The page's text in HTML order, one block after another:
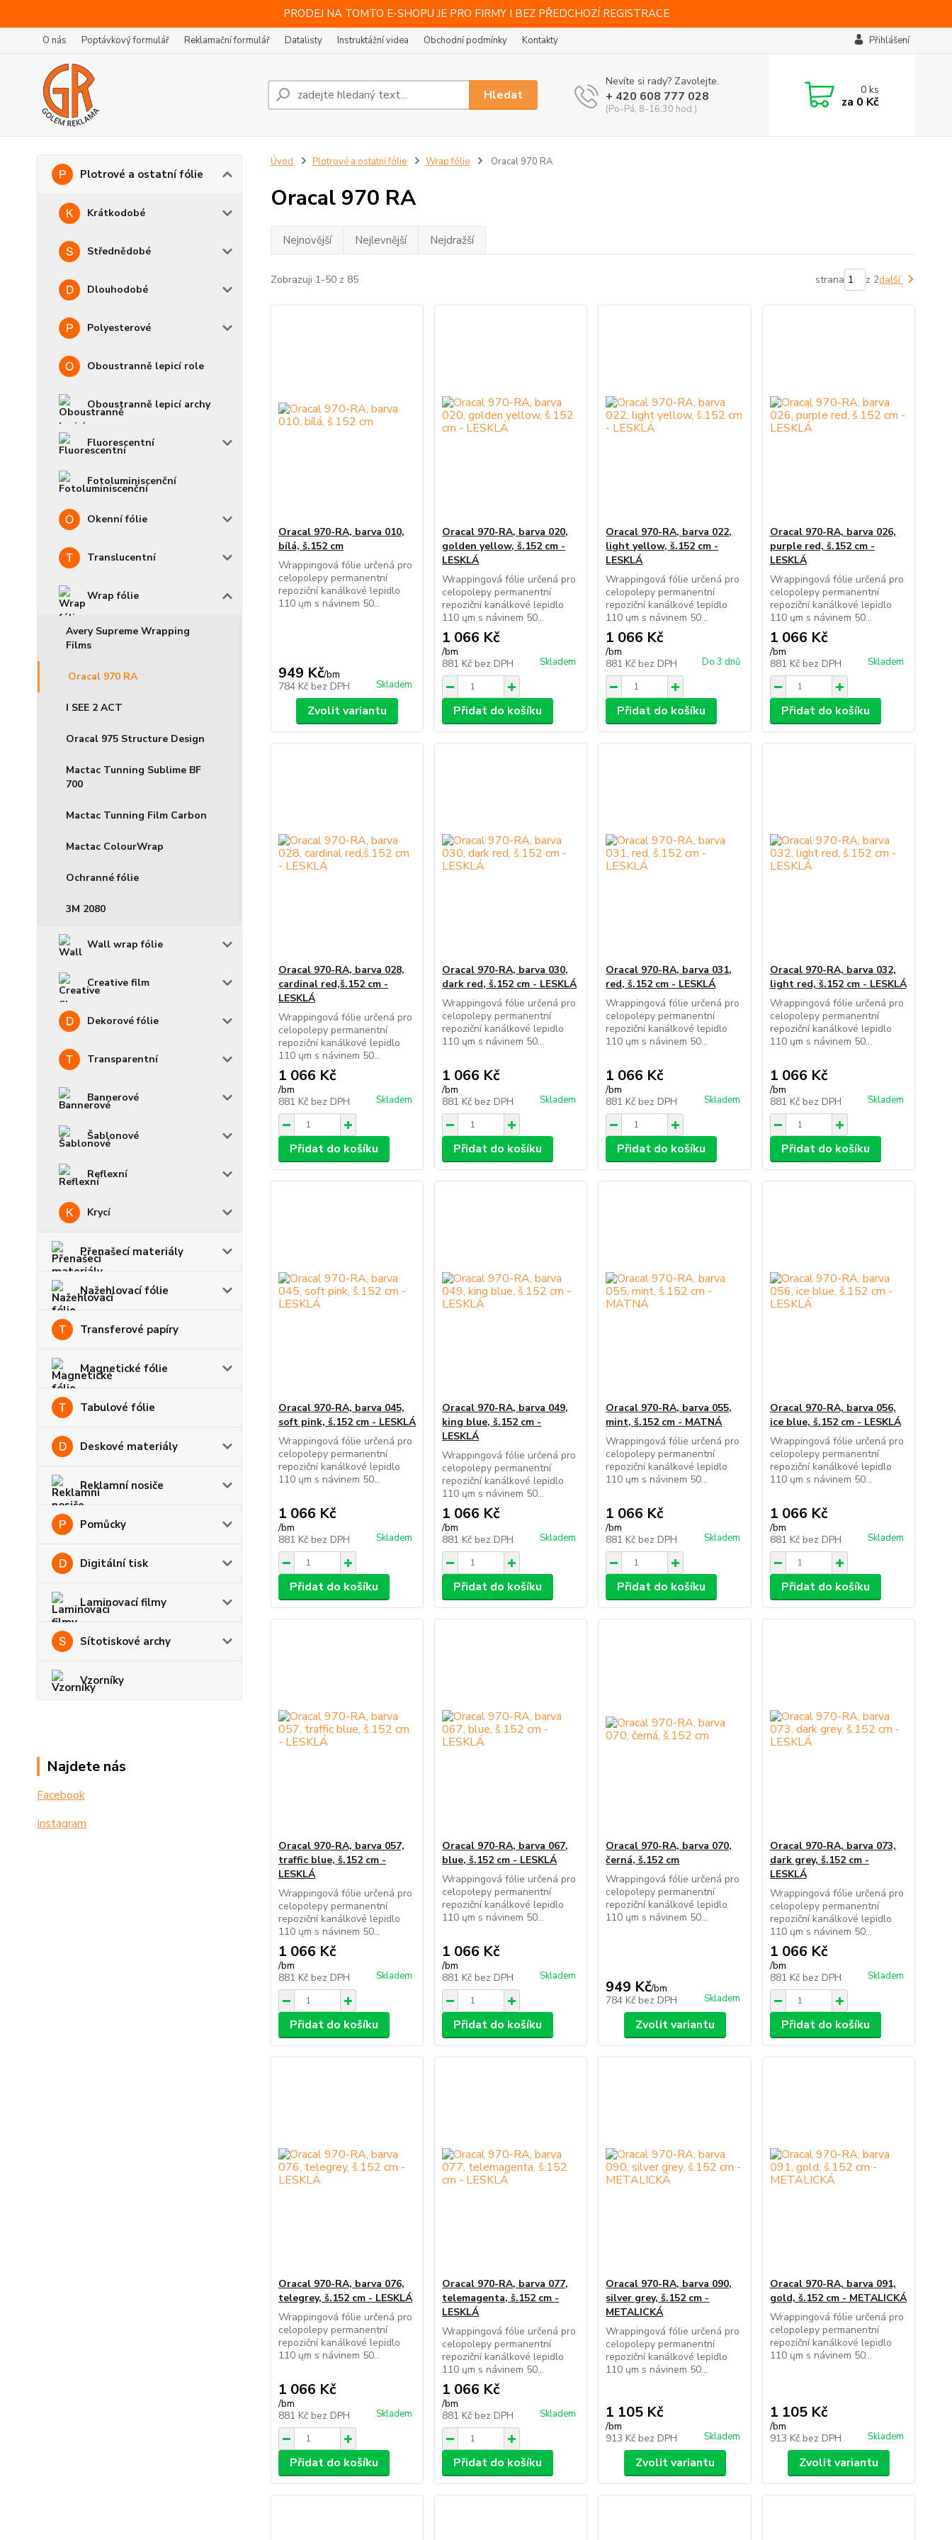
PRODEJ NA TOMTO E-SHOPU JE PRO FIRMY I BEZ PŘEDCHOZÍ REGISTRACE
O nás Poptávkový formulář Reklamační formulář Datalisty Instruktážní videa Obchodní podmínky Kontakty Přihlášení
Hledat
Nevíte si rady? Zavolejte.
+ 420 608 777 028
(Po-Pá, 8-16:30 hod.)
0ks
za 0 Kč
Plotrové a ostatní fólie
Krátkodobé
Střednědobé
Dlouhodobé
Polyesterové
Oboustranně lepicí role
Oboustranně lepicí archy
Fluorescentní
Fotoluminiscenční
Okenní fólie
Translucentní
Wrap fólie
Avery Supreme Wrapping
Films
Oracal 970 RA
I SEE 2 ACT
Oracal 975 Structure Design
Mactac Tunning Sublime BF
700
Mactac Tunning Film Carbon
Mactac ColourWrap
Ochranné fólie
3M 2080
Wall wrap fólie
Creative film
Dekorové fólie
Transparentní
Bannerové
Šablonové
Reflexní
Krycí
Přenašecí materiály
Nažehlovací fólie
Transferové papíry
Magnetické fólie
Tabulové fólie
Deskové materiály
Reklamní nosiče
Pomůcky
Digitální tisk
Laminovací filmy
Sítotiskové archy
Vzorníky
Najdete nás
Facebook
Instagram
Úvod Plotrové a ostatní fólie Wrap fólie Oracal 970 RA
Oracal 970 RA
Nejnovější Nejlevnější Nejdražší
Zobrazuji 1-50 z 85 strana z 2další
Oracal 970-RA, barva 010,
bílá, š.152 cm
Wrappingová fólie určená pro
celopolepy permanentní
repoziční kanálkové lepidlo
110 ųm s návinem 50...
949 Kč/bm
784 Kč bez DPH Skladem
Zvolit variantu
Oracal 970-RA, barva 020,
golden yellow, š.152 cm -
LESKLÁ
Wrappingová fólie určená pro
celopolepy permanentní
repoziční kanálkové lepidlo
110 ųm s návinem 50...
1 066 Kč
/bm
881 Kč bez DPH Skladem
Přidat do košíku
Oracal 970-RA, barva 022,
light yellow, š.152 cm -
LESKLÁ
Wrappingová fólie určená pro
celopolepy permanentní
repoziční kanálkové lepidlo
110 ųm s návinem 50...
1 066 Kč
/bm
881 Kč bez DPH Do 3 dnů
Přidat do košíku
Oracal 970-RA, barva 026,
purple red, š.152 cm -
LESKLÁ
Wrappingová fólie určená pro
celopolepy permanentní
repoziční kanálkové lepidlo
110 ųm s návinem 50...
1 066 Kč
/bm
881 Kč bez DPH Skladem
Přidat do košíku
Oracal 970-RA, barva 028,
cardinal red,š.152 cm -
LESKLÁ
Wrappingová fólie určená pro
celopolepy permanentní
repoziční kanálkové lepidlo
110 ųm s návinem 50...
1 066 Kč
/bm
881 Kč bez DPH Skladem
Přidat do košíku
Oracal 970-RA, barva 030,
dark red, š.152 cm - LESKLÁ
Wrappingová fólie určená pro
celopolepy permanentní
repoziční kanálkové lepidlo
110 ųm s návinem 50...
1 066 Kč
/bm
881 Kč bez DPH Skladem
Přidat do košíku
Oracal 970-RA, barva 031,
red, š.152 cm - LESKLÁ
Wrappingová fólie určená pro
celopolepy permanentní
repoziční kanálkové lepidlo
110 ųm s návinem 50...
1 066 Kč
/bm
881 Kč bez DPH Skladem
Přidat do košíku
Oracal 970-RA, barva 032,
light red, š.152 cm - LESKLÁ
Wrappingová fólie určená pro
celopolepy permanentní
repoziční kanálkové lepidlo
110 ųm s návinem 50...
1 066 Kč
/bm
881 Kč bez DPH Skladem
Přidat do košíku
Oracal 970-RA, barva 045,
soft pink, š.152 cm - LESKLÁ
Wrappingová fólie určená pro
celopolepy permanentní
repoziční kanálkové lepidlo
110 ųm s návinem 50...
1 066 Kč
/bm
881 Kč bez DPH Skladem
Přidat do košíku
Oracal 970-RA, barva 049,
king blue, š.152 cm -
LESKLÁ
Wrappingová fólie určená pro
celopolepy permanentní
repoziční kanálkové lepidlo
110 ųm s návinem 50...
1 066 Kč
/bm
881 Kč bez DPH Skladem
Přidat do košíku
Oracal 970-RA, barva 055,
mint, š.152 cm - MATNÁ
Wrappingová fólie určená pro
celopolepy permanentní
repoziční kanálkové lepidlo
110 ųm s návinem 50...
1 066 Kč
/bm
881 Kč bez DPH Skladem
Přidat do košíku
Oracal 970-RA, barva 056,
ice blue, š.152 cm - LESKLÁ
Wrappingová fólie určená pro
celopolepy permanentní
repoziční kanálkové lepidlo
110 ųm s návinem 50...
1 066 Kč
/bm
881 Kč bez DPH Skladem
Přidat do košíku
Oracal 970-RA, barva 057,
traffic blue, š.152 cm -
LESKLÁ
Wrappingová fólie určená pro
celopolepy permanentní
repoziční kanálkové lepidlo
110 ųm s návinem 50...
1 066 Kč
/bm
881 Kč bez DPH Skladem
Přidat do košíku
Oracal 970-RA, barva 067,
blue, š.152 cm - LESKLÁ
Wrappingová fólie určená pro
celopolepy permanentní
repoziční kanálkové lepidlo
110 ųm s návinem 50...
1 066 Kč
/bm
881 Kč bez DPH Skladem
Přidat do košíku
Oracal 970-RA, barva 070,
černá, š.152 cm
Wrappingová fólie určená pro
celopolepy permanentní
repoziční kanálkové lepidlo
110 ųm s návinem 50...
949 Kč/bm
784 Kč bez DPH Skladem
Zvolit variantu
Oracal 970-RA, barva 073,
dark grey, š.152 cm -
LESKLÁ
Wrappingová fólie určená pro
celopolepy permanentní
repoziční kanálkové lepidlo
110 ųm s návinem 50...
1 066 Kč
/bm
881 Kč bez DPH Skladem
Přidat do košíku
Oracal 970-RA, barva 076,
telegrey, š.152 cm - LESKLÁ
Wrappingová fólie určená pro
celopolepy permanentní
repoziční kanálkové lepidlo
110 ųm s návinem 50...
1 066 Kč
/bm
881 Kč bez DPH Skladem
Přidat do košíku
Oracal 970-RA, barva 077,
telemagenta, š.152 cm -
LESKLÁ
Wrappingová fólie určená pro
celopolepy permanentní
repoziční kanálkové lepidlo
110 ųm s návinem 50...
1 066 Kč
/bm
881 Kč bez DPH Skladem
Přidat do košíku
Oracal 970-RA, barva 090,
silver grey, š.152 cm -
METALICKÁ
Wrappingová fólie určená pro
celopolepy permanentní
repoziční kanálkové lepidlo
110 ųm s návinem 50...
1 105 Kč
/bm
913 Kč bez DPH Skladem
Zvolit variantu
Oracal 970-RA, barva 091,
gold, š.152 cm - METALICKÁ
Wrappingová fólie určená pro
celopolepy permanentní
repoziční kanálkové lepidlo
110 ųm s návinem 50...
1 105 Kč
/bm
913 Kč bez DPH Skladem
Zvolit variantu